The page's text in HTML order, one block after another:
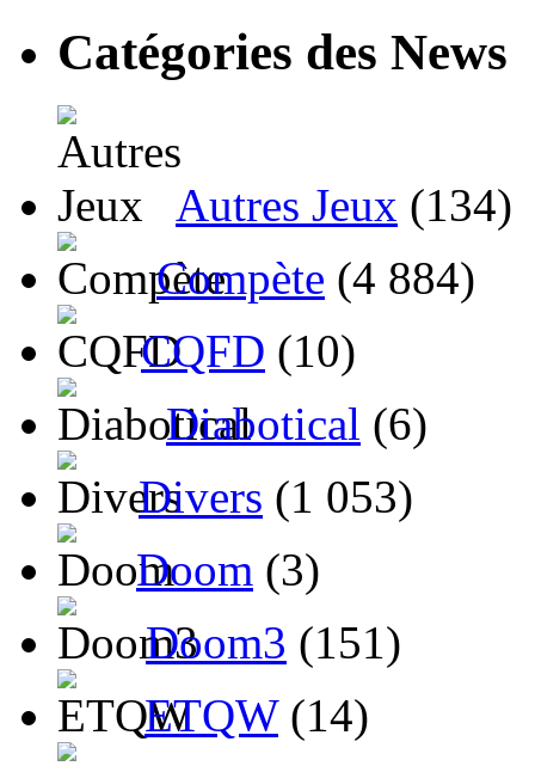
Catégories des News
Autres Jeux (134)
Compète (4 884)
CQFD (10)
Diabotical (6)
Divers (1 053)
Doom (3)
Doom3 (151)
ETQW(14)